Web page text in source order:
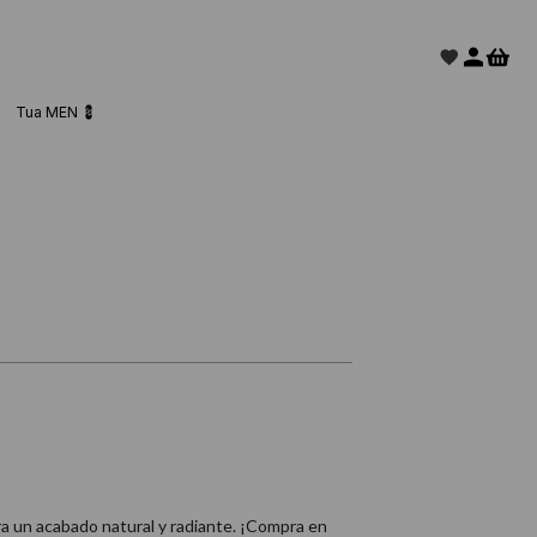
Tua MEN 💈
acabado natural y radiante. ¡Compra en